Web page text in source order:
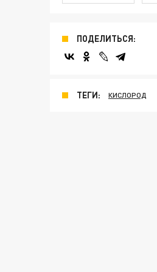
ПОДЕЛИТЬСЯ:
ТЕГИ: КИСЛОРОД